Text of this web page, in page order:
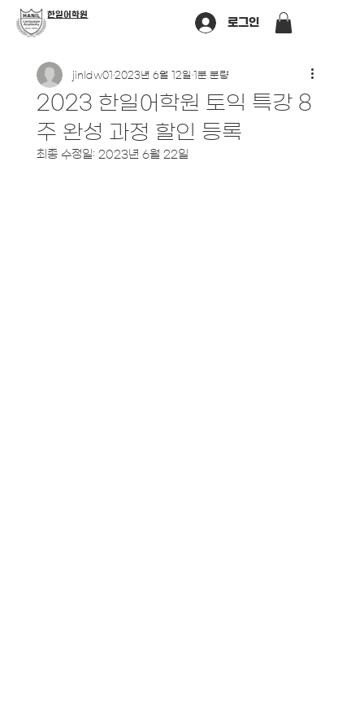
​한일어학원
로그인
2023 한일어학원 토익 특강 8
주 완성 과정 할인 등록
jinldw01 2023년 6월 12일 1분 분량
최종 수정일: 2023년 6월 22일